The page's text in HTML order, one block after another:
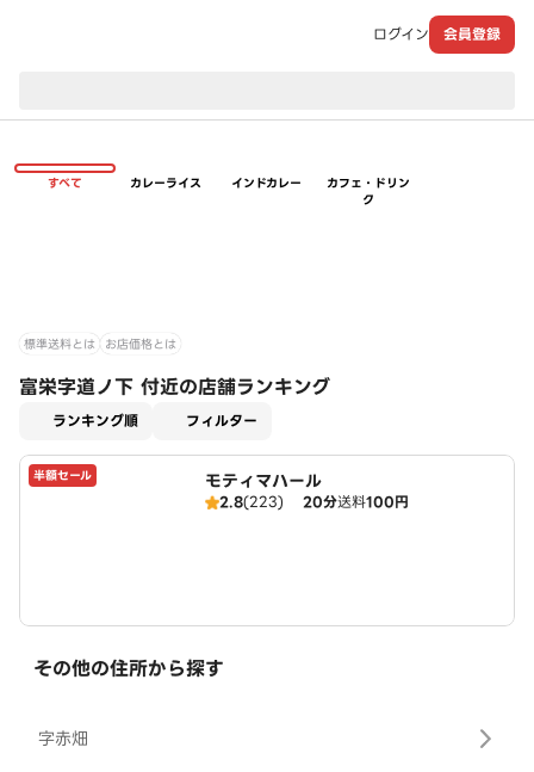
ログイン 会員登録
すべて カレーライス インドカレー
カフェ・ドリン
ク
標準送料とは お店価格とは
富栄字道ノ下 付近の店舗ランキング
ランキング順 フィルター
半額セール モティマハール
2.8(223) 20分送料100円
その他の住所から探す
字赤畑